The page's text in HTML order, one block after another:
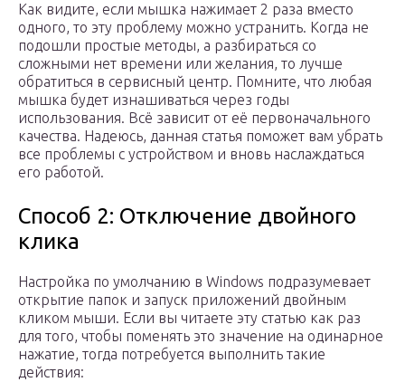
Как видите, если мышка нажимает 2 раза вместо
одного, то эту проблему можно устранить. Когда не
подошли простые методы, а разбираться со
сложными нет времени или желания, то лучше
обратиться в сервисный центр. Помните, что любая
мышка будет изнашиваться через годы
использования. Всё зависит от её первоначального
качества. Надеюсь, данная статья поможет вам убрать
все проблемы с устройством и вновь наслаждаться
его работой.
Способ 2: Отключение двойного
клика
Настройка по умолчанию в Windows подразумевает
открытие папок и запуск приложений двойным
кликом мыши. Если вы читаете эту статью как раз
для того, чтобы поменять это значение на одинарное
нажатие, тогда потребуется выполнить такие
действия: